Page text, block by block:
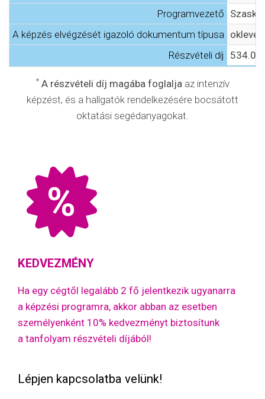
Programvezető
A képzés elvégzését igazoló dokumentum típusa oklevél
Részvételi díj
* A részvételi díj magába foglaljaaz intenzív
képzést, és a hallgatók rendelkezésére bocsátott
oktatási segédanyagokat.
%
KEDVEZMÉNY
Ha egy cégtől legalább 2 fő jelentkezik ugyanarra
a képzési programra, akkor abban az esetben
személyenként 10% kedvezményt biztosítunk
a tanfolyam részvételi díjából!
Lépjen kapcsolatba velünk!